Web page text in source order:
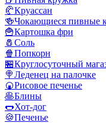
🥐Круассан
🍻Чокающиеся пивные
🍟Картошка фри
🧂 Соль
🍿Попкорн
🏪Круглосуточный
🍭Леденец на палочке
🍘Рисовое печенье
🥞Блины
🌭Хот-дог
🍪Печенье